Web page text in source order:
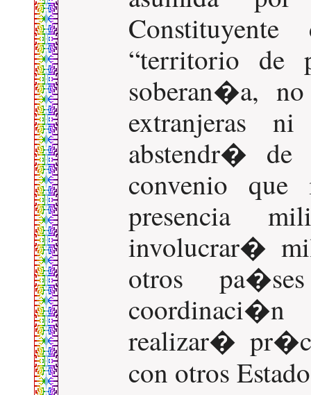
territorio de
soberan�a,
extranjeras
abstendr� de
convenio que
presencia
involucrar�
otros
realizar�
con otros